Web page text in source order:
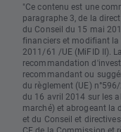
"Ce contenu est une
paragraphe 3, de la
du Conseil du 15 mai
financiers et modifiant
2011/61 /UE (MiFID II).
recommandation
recommandant ou
du règlement (UE)
du 16 avril 2014 sur les
marché) et abrogeant la
et du Conseil et